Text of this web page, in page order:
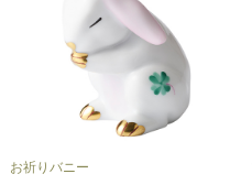
お祈りバニー